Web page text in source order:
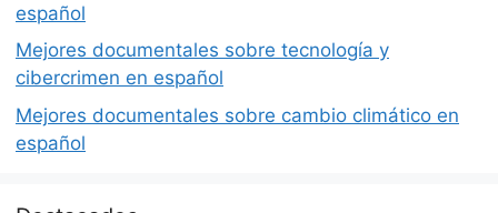
español
Mejores documentales sobre tecnología y
cibercrimen en español
Mejores documentales sobre cambio climático en
español